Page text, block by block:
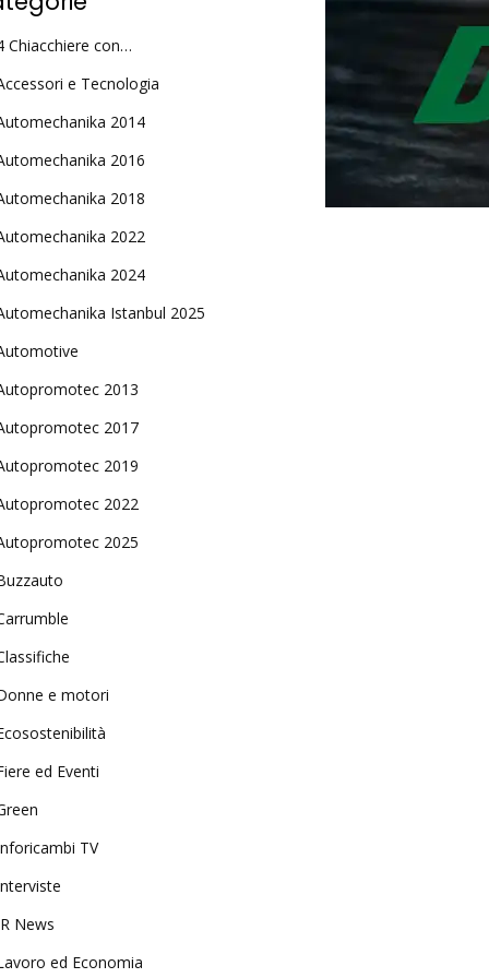
Chiacchiere con…
e Tecnologia
2014
2016
2018
2022
2024
Istanbul 2025
2013
2017
2019
2022
2025
e motori
ed Eventi
TV
News
ed Economia